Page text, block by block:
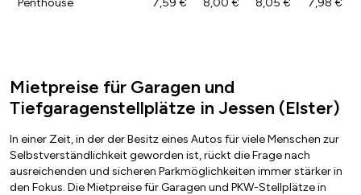
Mietpreise für Garagen und
Tiefgaragenstellplätze in Jessen (Elster)
In einer Zeit, in der der Besitz eines Autos für viele Menschen zur
Selbstverständlichkeit geworden ist, rückt die Frage nach
ausreichenden und sicheren Parkmöglichkeiten immer stärker in
den Fokus. Die Mietpreise für Garagen und PKW-Stellplätze in